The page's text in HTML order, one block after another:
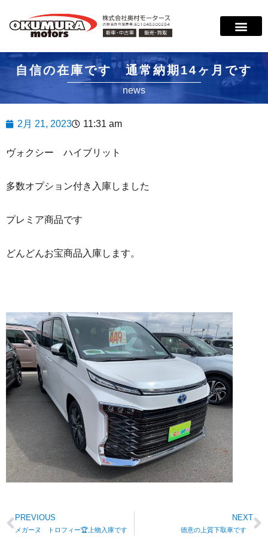
自信の在庫です 通常納期14ヶ月です
news
2月 21, 2023 11:31 am
ヴォクシー ハイブリット
多数オプション付き入庫しました
プレミア商品です
どんどんお宝商品入庫します。
PREVIOUS
メガーヌ トロフィー🏆上物入庫です
NEXT
徳意の上質下取車です